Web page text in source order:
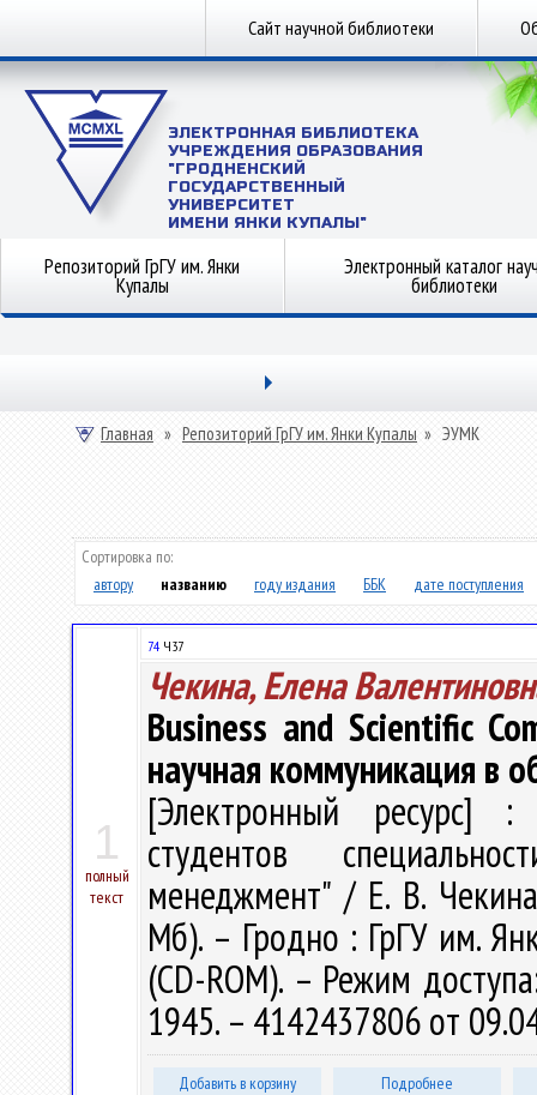
Сайт научной библиотеки
ЭЛЕКТРОННАЯ БИБЛИОТЕКА
УЧРЕЖДЕНИЯ ОБРАЗОВАНИЯ
"ГРОДНЕНСКИЙ
ГОСУДАРСТВЕННЫЙ
УНИВЕРСИТЕТ
ИМЕНИ ЯНКИ КУПАЛЫ"
Репозиторий ГрГУ им. Янки
Купалы
Электронный каталог
библиотеки
Главная » Репозиторий ГрГУ им. Янки Купалы » ЭУМК
Сортировка по:
автору
названию году издания ББК дате поступления
1
полный
текст
74 Ч37
Чекина, Елена
Business and Scientific
научная коммуникация в
[Электронный ресурс] :
студентов
менеджмент" / Е. В.
Мб). – Гродно : ГрГУ им.
(CD-ROM). – Режим
1945. – 4142437806 от
Добавить в корзину Подробнее